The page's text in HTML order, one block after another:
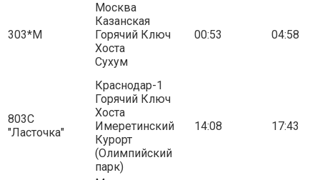
303*М
Москва
Казанская
Горячий Ключ
Хоста
Сухум
00:53 04:58
803С
"Ласточка"
Краснодар-1
Горячий Ключ
Хоста
Имеретинский
Курорт
(Олимпийский
парк)
14:08 17:43